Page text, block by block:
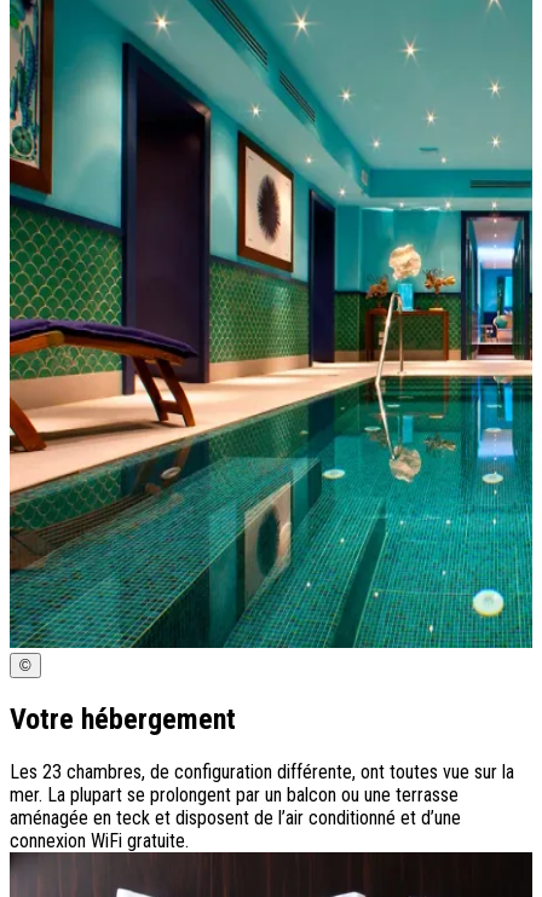
©
Votre hébergement
Les 23 chambres, de configuration différente, ont toutes vue sur la
mer. La plupart se prolongent par un balcon ou une terrasse
aménagée en teck et disposent de l’air conditionné et d’une
connexion WiFi gratuite.